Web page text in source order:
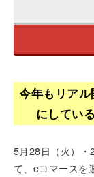
今年もリア
にしてい
5月28日（火）・
て、eコマースを